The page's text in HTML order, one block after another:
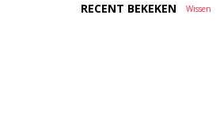
RECENT BEKEKEN Wissen